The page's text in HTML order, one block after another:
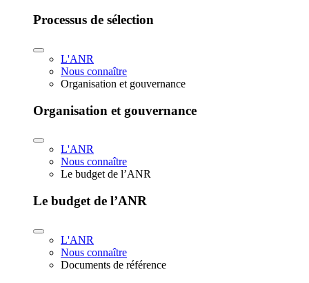
Processus de sélection
L'ANR
Nous connaître
Organisation et gouvernance
Organisation et gouvernance
L'ANR
Nous connaître
Le budget de l’ANR
Le budget de l’ANR
L'ANR
Nous connaître
Documents de référence